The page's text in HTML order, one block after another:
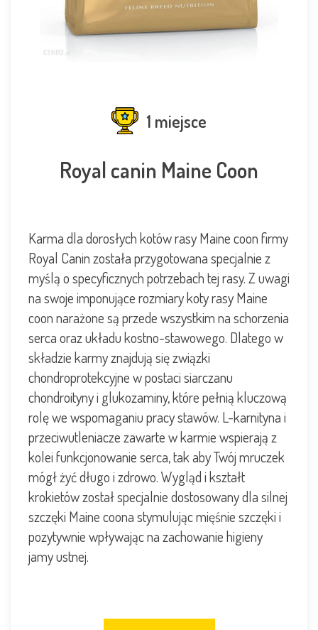
1 miejsce
Royal canin Maine Coon
Karma dla dorosłych kotów rasy Maine coon firmy
Royal Canin została przygotowana specjalnie z
myślą o specyficznych potrzebach tej rasy. Z uwagi
na swoje imponujące rozmiary koty rasy Maine
coon narażone są przede wszystkim na schorzenia
serca oraz układu kostno-stawowego. Dlatego w
składzie karmy znajdują się związki
chondroprotekcyjne w postaci siarczanu
chondroityny i glukozaminy, które pełnią kluczową
rolę we wspomaganiu pracy stawów. L-karnityna i
przeciwutleniacze zawarte w karmie wspierają z
kolei funkcjonowanie serca, tak aby Twój mruczek
mógł żyć długo i zdrowo. Wygląd i kształt
krokietów został specjalnie dostosowany dla silnej
szczęki Maine coona stymulując mięśnie szczęki i
pozytywnie wpływając na zachowanie higieny
jamy ustnej.